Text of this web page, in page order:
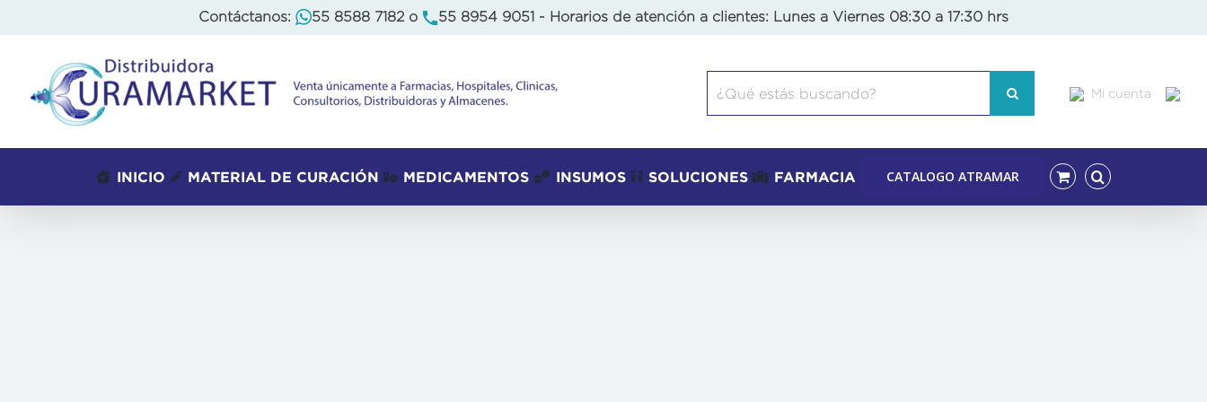
Contáctanos: 55 8588 7182 o 55 8954 9051 - Horarios de atención a clientes: Lunes a Viernes 08:30 a 17:30 hrs
Mi cuenta
INICIO MATERIAL DE CURACIÓN MEDICAMENTOS INSUMOS SOLUCIONES FARMACIA CATALOGO ATRAMAR